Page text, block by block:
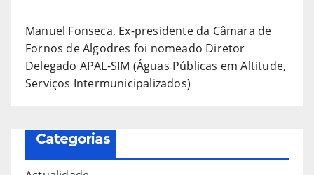
Manuel Fonseca, Ex-presidente da Câmara de
Fornos de Algodres foi nomeado Diretor
Delegado APAL-SIM (Águas Públicas em Altitude,
Serviços Intermunicipalizados)
Categorias